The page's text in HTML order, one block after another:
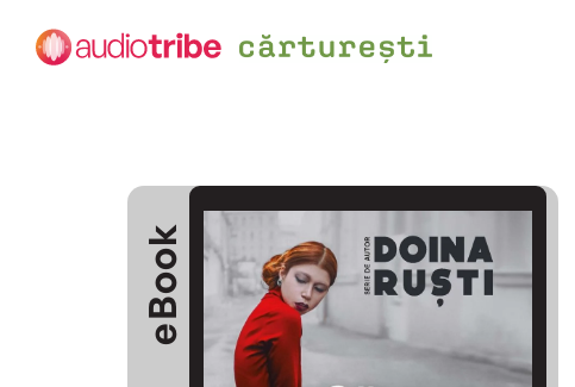
eBook